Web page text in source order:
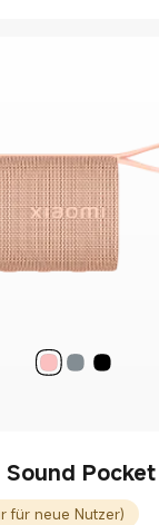
Sound Pocket
für neue Nutzer)